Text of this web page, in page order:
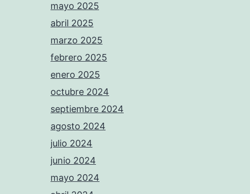
mayo 2025
abril 2025
marzo 2025
febrero 2025
enero 2025
octubre 2024
septiembre 2024
agosto 2024
julio 2024
junio 2024
mayo 2024